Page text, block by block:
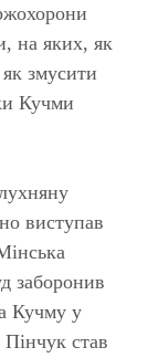
на яких, як
змусити
Кучми
виступав
заборонив
Кучму у
Пінчук став